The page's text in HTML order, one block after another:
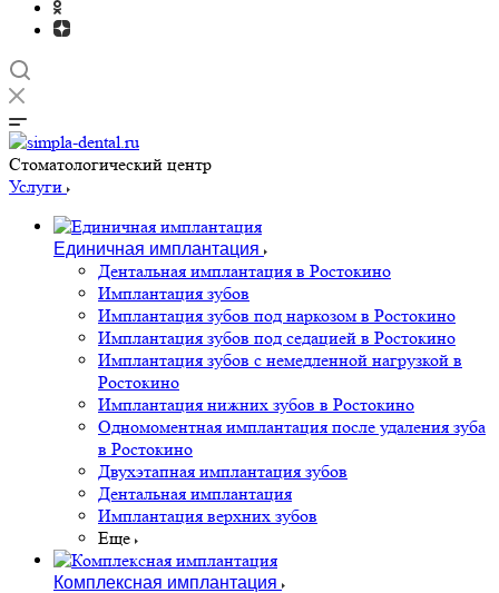
Cтоматологический центр
Услуги
Единичная имплантация
Дентальная имплантация в Ростокино
Имплантация зубов
Имплантация зубов под наркозом в Ростокино
Имплантация зубов под седацией в Ростокино
Имплантация зубов с немедленной нагрузкой в
Ростокино
Имплантация нижних зубов в Ростокино
Одномоментная имплантация после удаления зуба
в Ростокино
Двухэтапная имплантация зубов
Дентальная имплантация
Имплантация верхних зубов
Еще
Комплексная имплантация